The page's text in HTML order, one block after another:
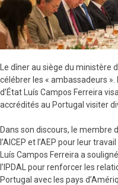
Le dîner au siège du
célébrer les « ambassadeurs ».
d’État Luís Campos Ferreira
accrédités au Portugal visiter
Dans son discours, le membre
l’AICEP et l’AEP pour leur
Luís Campos Ferreira a
l’IPDAL pour renforcer les
Portugal avec les pays